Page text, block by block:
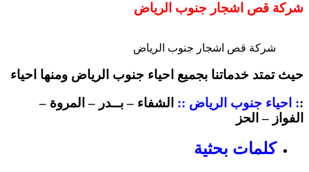
شركة قص اشجار جنوب الرياض
شركة قص اشجار جنوب الرياض
حيث تمتد خدماتنا بجميع احياء جنوب الرياض ومنها احياء
:: احياء جنوب الرياض :: الشفاء – بــدر – المروة –
الفواز – الحز
كلمات بحثية